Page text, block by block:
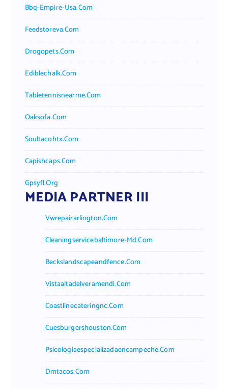
Bbq-Empire-Usa.com
Feedstoreva.com
Drogopets.com
Ediblechalk.com
Tabletennisnearme.com
Oaksofa.com
Soultacohtx.com
Capishcaps.com
Gpsyfl.org
MEDIA PARTNER III
Vwrepairarlington.com
Cleaningservicebaltimore-Md.com
Beckslandscapeandfence.com
Vistaaltadelveramendi.com
Coastlinecateringnc.com
Cuesburgershouston.com
Psicologiaespecializadaencampeche.com
Dmtacos.com